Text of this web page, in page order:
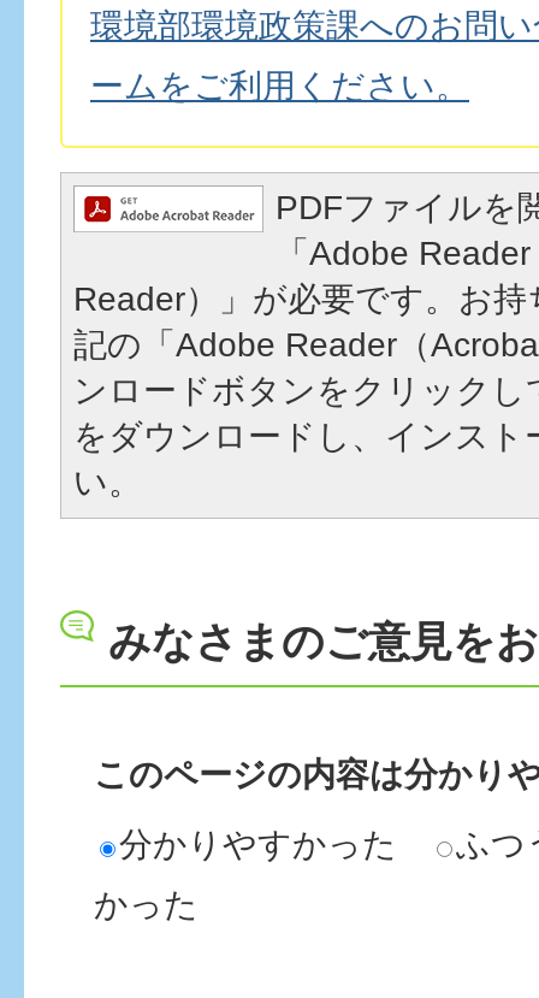
環境部環境政策課へのお問
ームをご利用ください。
PDFファイルを
「Adobe
Reader）」が必要です。お
記の「Adobe Reader（
ンロードボタンをクリック
をダウンロードし、インスト
い。
みなさまのご意見を
このページの内容は分かり
分かりやすかった
ふつ
かった